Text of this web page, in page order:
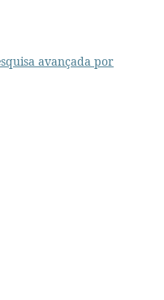
avançada por